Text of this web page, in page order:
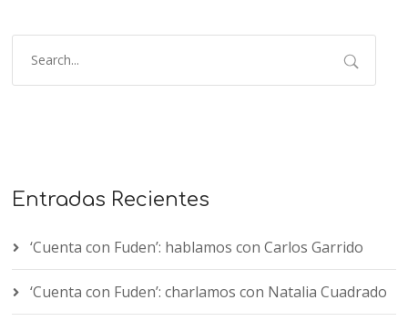
Entradas Recientes
‘Cuenta con Fuden’: hablamos con Carlos Garrido
‘Cuenta con Fuden’: charlamos con Natalia Cuadrado